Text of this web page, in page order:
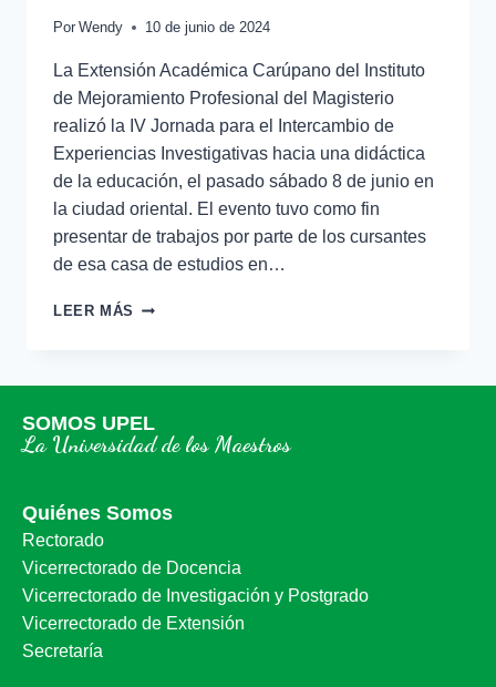
Por Wendy 10 de junio de 2024
La Extensión Académica Carúpano del Instituto
de Mejoramiento Profesional del Magisterio
realizó la IV Jornada para el Intercambio de
Experiencias Investigativas hacia una didáctica
de la educación, el pasado sábado 8 de junio en
la ciudad oriental. El evento tuvo como fin
presentar de trabajos por parte de los cursantes
de esa casa de estudios en…
LEER MÁS
SOMOS UPEL
La Universidad de los Maestros
Quiénes Somos
Rectorado
Vicerrectorado de Docencia
Vicerrectorado de Investigación y Postgrado
Vicerrectorado de Extensión
Secretaría